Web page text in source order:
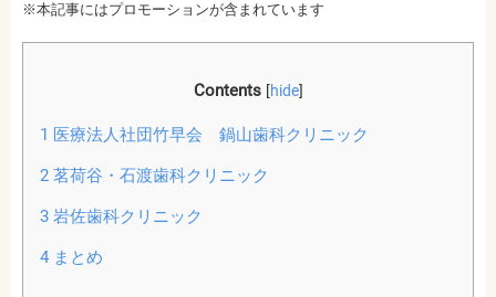
※本記事にはプロモーションが含まれています
Contents [hide]
1 医療法人社団竹早会 鍋山歯科クリニック
2茗荷谷・石渡歯科クリニック
3岩佐歯科クリニック
4まとめ